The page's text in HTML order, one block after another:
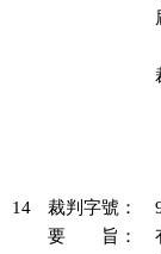
14 裁判字號：
要 旨：